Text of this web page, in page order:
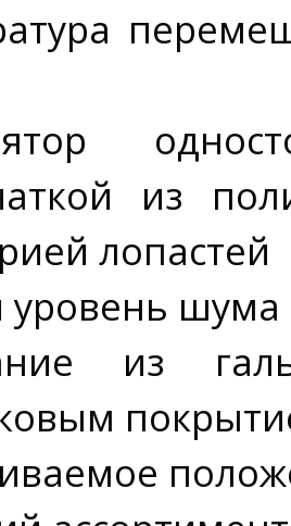
из
лопастей
уровень шума
из